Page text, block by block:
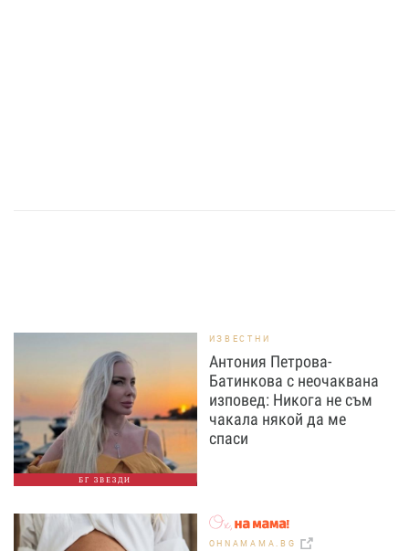
БГ ЗВЕЗДИ
ИЗВЕСТНИ
Антония Петрова-
Батинкова с неочаквана
изповед: Никога не съм
чакала някой да ме
спаси
OHNAMAMA.BG